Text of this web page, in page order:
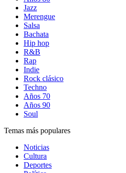
Jazz
Merengue
Salsa
Bachata
Hip hop
R&B
Rap
Indie
Rock clásico
Techno
Años 70
Años 90
Soul
Temas más populares
Noticias
Cultura
Deportes